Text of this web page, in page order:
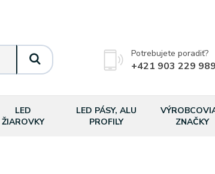
Potrebujete poradiť?
+421 903 229 989
LED
ŽIAROVKY
LED PÁSY, ALU
PROFILY
ZNAČKY